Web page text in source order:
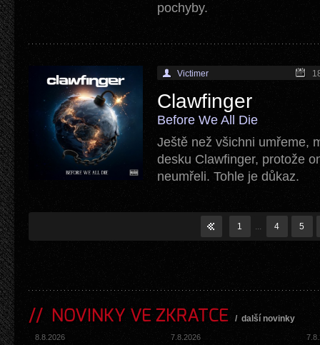
pochyby.
Victimer
Clawfinger
Before We All Die
Ještě než všichni umřeme,
desku Clawfinger, protože
neumřeli. Tohle je důkaz.
1 ... 4 5
NOVINKY VE ZKRATCE / další novinky
8.8.2026 7.8.2026